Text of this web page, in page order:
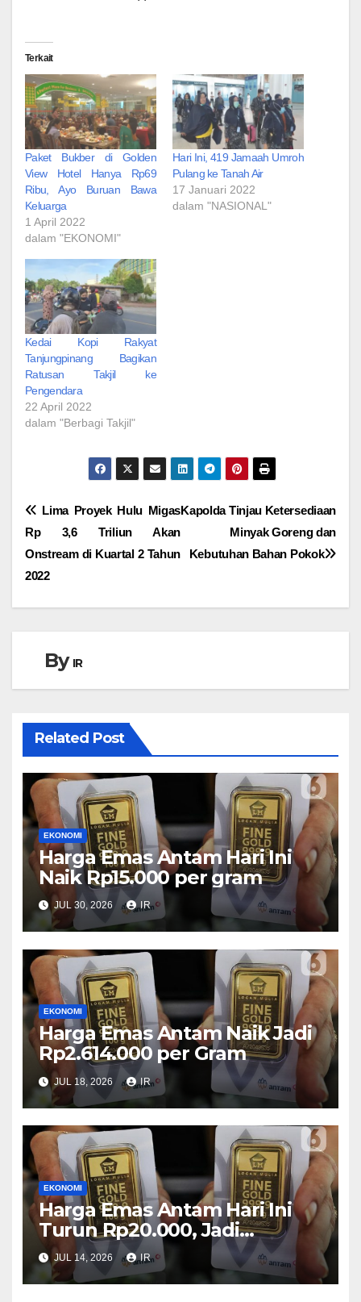
Terkait
Paket Bukber di Golden
View Hotel Hanya Rp69
Ribu, Ayo Buruan Bawa
Keluarga
1 April 2022
dalam "EKONOMI"
Hari Ini, 419 Jamaah Umroh
Pulang ke Tanah Air
17 Januari 2022
dalam "NASIONAL"
Kedai Kopi Rakyat
Tanjungpinang Bagikan
Ratusan Takjil ke
Pengendara
22 April 2022
dalam "Berbagi Takjil"
Navigasi
pos
Kapolda Tinjau Ketersediaan
Minyak Goreng dan
Kebutuhan Bahan Pokok
Lima Proyek Hulu Migas
Rp 3,6 Triliun Akan
Onstream di Kuartal 2 Tahun
2022
By IR
Related Post
EKONOMI
Harga Emas Antam Hari Ini
Naik Rp15.000 per gram
JUL 30, 2026 IR
EKONOMI
Harga Emas Antam Naik Jadi
Rp2.614.000 per Gram
JUL 18, 2026 IR
EKONOMI
Harga Emas Antam Hari Ini
Turun Rp20.000, Jadi
Rp2.635.000 per Gram
JUL 14, 2026 IR